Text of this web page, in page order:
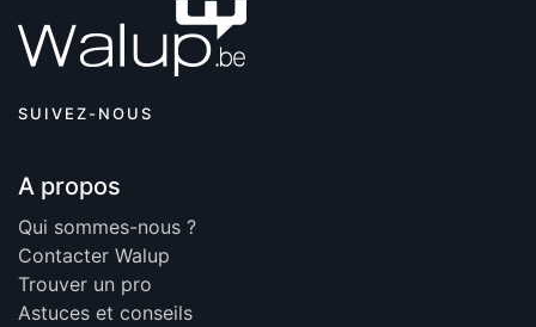
SUIVEZ-NOUS
A propos
Qui sommes-nous ?
Contacter Walup
Trouver un pro
Astuces et conseils